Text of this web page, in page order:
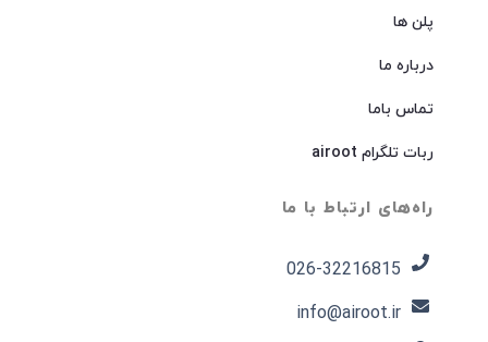
پلن ها
درباره ما
تماس باما
ربات تلگرام airoot
راه‌های ارتباط با ما
026-32216815​
info@airoot.ir